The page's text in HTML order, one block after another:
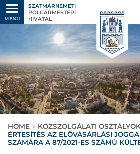
MENU
SZATMÁRNÉMETI
POLGÁRMESTERI
HIVATAL
HOME › KÖZSZOLGÁLATI
ÉRTESÍTÉS AZ ELŐVÁSÁRLÁSI
SZÁMÁRA A 87/2021-ES SZÁMÚ